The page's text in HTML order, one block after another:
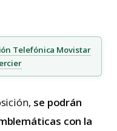
Telefónica Movistar
se podrán
con la